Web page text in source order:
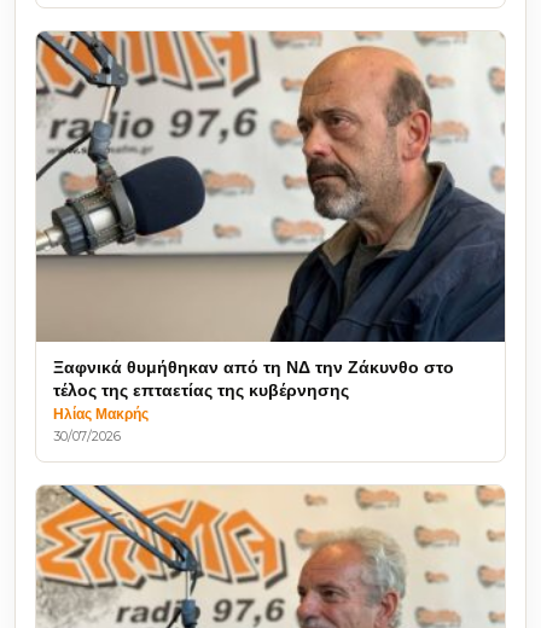
Ξαφνικά θυμήθηκαν από τη ΝΔ την Ζάκυνθο στο
τέλος της επταετίας της κυβέρνησης
Ηλίας Μακρής
30/07/2026